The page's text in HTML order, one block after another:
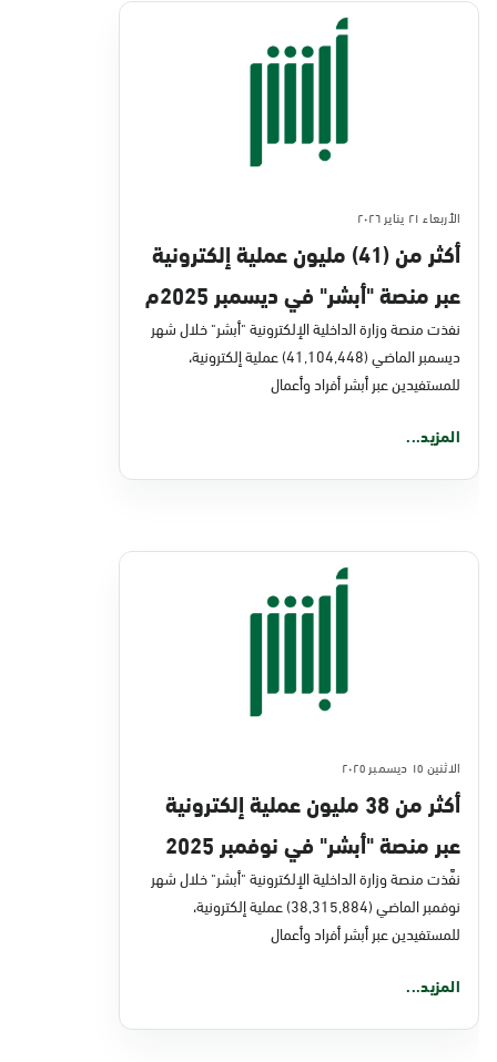
الأربعاء ٢١ يناير ٢٠٢٦
أكثر من (41) مليون عملية إلكترونية
عبر منصة "أبشر" في ديسمبر 2025م
نفذت منصة وزارة الداخلية الإلكترونية "أبشر" خلال شهر
ديسمبر الماضي (41,104,448) عملية إلكترونية،
للمستفيدين عبر أبشر أفراد وأعمال
المزيد...
الاثنين ١٥ ديسمبر ٢٠٢٥
أكثر من 38 مليون عملية إلكترونية
عبر منصة "أبشر" في نوفمبر 2025
نفَّذت منصة وزارة الداخلية الإلكترونية "أبشر" خلال شهر
نوفمبر الماضي (38,315,884) عملية إلكترونية،
للمستفيدين عبر أبشر أفراد وأعمال
المزيد...